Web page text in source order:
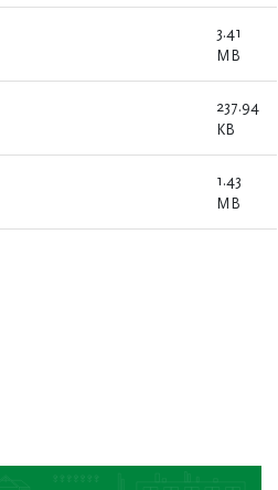
3.41
MB
237.94
KB
1.43
MB